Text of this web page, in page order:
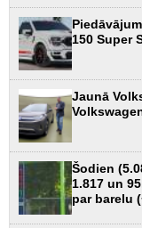
150 Super
Jaunā
Šodien
1.817 un
par barelu